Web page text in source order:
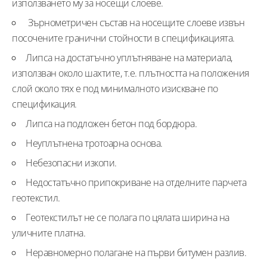
използването му за носещи слоеве.
Зърнометричен състав на носещите слоеве извън
посочените гранични стойности в спецификацията.
Липса на достатъчно уплътняване на материала,
използван около шахтите, т.е. плътността на положения
слой около тях е под минималното изискване по
спецификация.
Липса на подложен бетон под бордюра.
Неуплътнена тротоарна основа.
Небезопасни изкопи.
Недостатъчно припокриване на отделните парчета
геотекстил.
Геотекстилът не се полага по цялата ширина на
уличните платна.
Неравномерно полагане на първи битумен разлив.